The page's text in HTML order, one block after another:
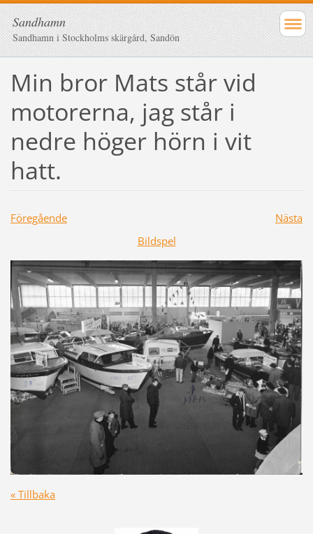
Sandhamn
Sandhamn i Stockholms skärgård, Sandön
Min bror Mats står vid
motorerna, jag står i
nedre höger hörn i vit
hatt.
Föregående
Nästa
Bildspel
« Tillbaka